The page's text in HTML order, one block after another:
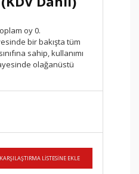
oy 0.
bir bakışta tüm
sahip, kullanımı
olağanüstü